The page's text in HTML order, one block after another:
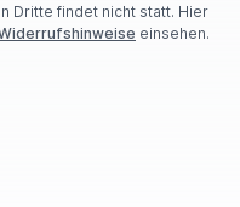
Dritte findet nicht statt. Hier
einsehen.